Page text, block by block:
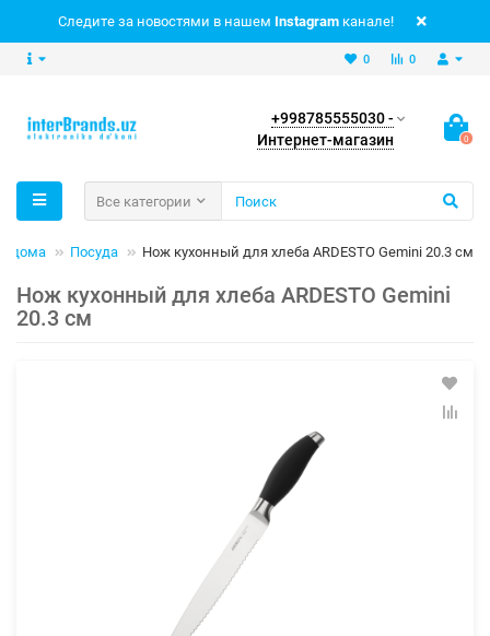
Следите за новостями в нашем Instagram канале!
0
0
+998785555030 -
Интернет-магазин
0
Все категории
дома Посуда Нож кухонный для хлеба ARDESTO Gemini 20.3 см
Нож кухонный для хлеба ARDESTO Gemini
20.3 см